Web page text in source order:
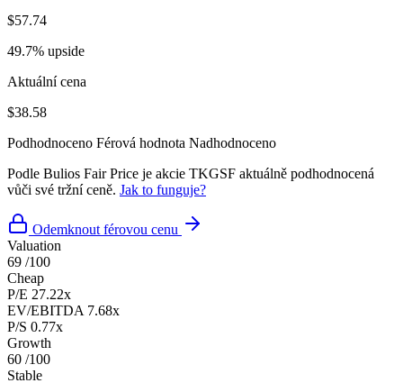
$57.74
49.7% upside
Aktuální cena
$38.58
Podhodnoceno Férová hodnota Nadhodnoceno
Podle Bulios Fair Price je akcie TKGSF aktuálně podhodnocená
vůči své tržní ceně. Jak to funguje?
Odemknout férovou cenu
Valuation
69 /100
Cheap
P/E 27.22x
EV/EBITDA 7.68x
P/S 0.77x
Growth
60 /100
Stable